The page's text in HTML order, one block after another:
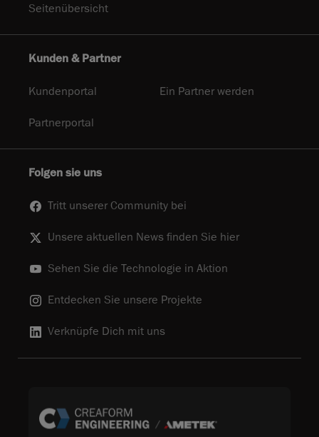
Seitenübersicht
Kunden & Partner
Kundenportal Ein Partner werden
Partnerportal
Folgen sie uns
Tritt unserer Community bei
Unsere aktuellen News finden Sie hier
Sehen Sie die Technologie in Aktion
Entdecken Sie unsere Projekte
Verknüpfe Dich mit uns